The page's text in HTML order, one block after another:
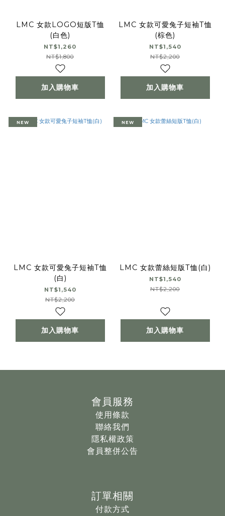
LMC 女款LOGO短版T恤
(白色)
NT$1,260
NT$1,800
加入購物車
LMC 女款可愛兔子短袖T恤
(棕色)
NT$1,540
NT$2,200
加入購物車
NEW
LMC 女款可愛兔子短袖T恤
(白)
NT$1,540
NT$2,200
加入購物車
NEW
LMC 女款蕾絲短版T恤(白)
NT$1,540
NT$2,200
加入購物車
會員服務
使用條款
聯絡我們
隱私權政策
會員整併公告
訂單相關
付款方式